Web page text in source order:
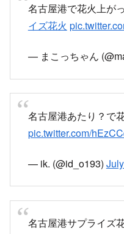
名古屋港で花火上が
イズ花火
— まこっちゃん
名古屋港あたり？で
pic.twitter.com/
— ik. (@id_o193)
名古屋港サプライズ